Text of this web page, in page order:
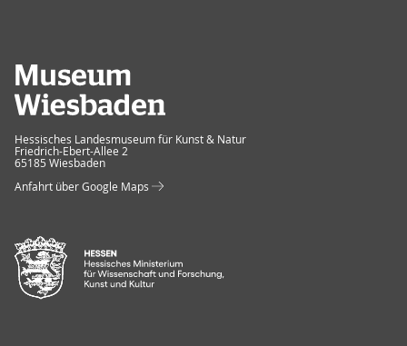
Museum Wiesbaden
Hessisches Landesmuseum für Kunst & Natur
Friedrich-Ebert-Allee 2
65185 Wiesbaden
Anfahrt über Google Maps